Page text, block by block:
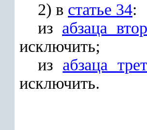
2) в статье 34:
из абзаца
исключить;
из абзаца
исключить.